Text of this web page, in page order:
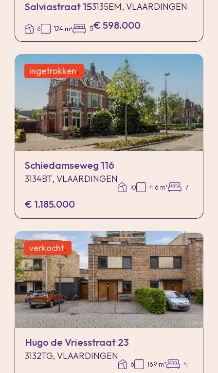
Salviastraat 153135EM, VLAARDINGEN
6 124 m² 5€ 598.000
ingetrokken.
Schiedamseweg 116
3134BT, VLAARDINGEN
10 416 m² 7
€ 1.185.000
verkocht.
Hugo de Vriesstraat 23
3132TG, VLAARDINGEN
6 169 m² 4